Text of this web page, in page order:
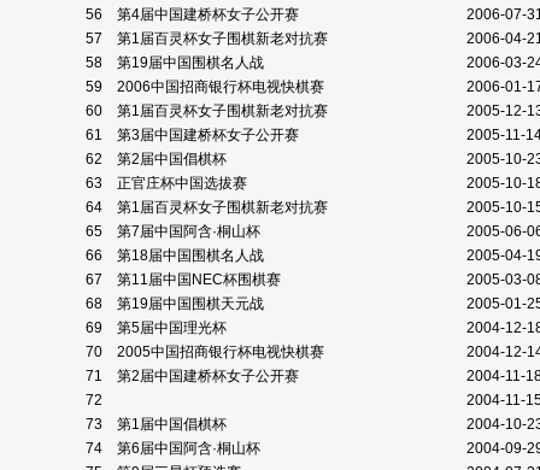
56
第4届中国建桥杯女子公开赛
2006-07-
57
第1届百灵杯女子围棋新老对抗赛
2006-04-
58
第19届中国围棋名人战
2006-03-
59
2006中国招商银行杯电视快棋赛
2006-01-
60
第1届百灵杯女子围棋新老对抗赛
2005-12-
61
第3届中国建桥杯女子公开赛
2005-11-
62
第2届中国倡棋杯
2005-10-
63
正官庄杯中国选拔赛
2005-10-
64
第1届百灵杯女子围棋新老对抗赛
2005-10-
65
第7届中国阿含·桐山杯
2005-06-
66
第18届中国围棋名人战
2005-04-
67
第11届中国NEC杯围棋赛
2005-03-
68
第19届中国围棋天元战
2005-01-
69
第5届中国理光杯
2004-12-
70
2005中国招商银行杯电视快棋赛
2004-12-
71
第2届中国建桥杯女子公开赛
2004-11-
72
2004-11-
73
第1届中国倡棋杯
2004-10-
74
第6届中国阿含·桐山杯
2004-09-